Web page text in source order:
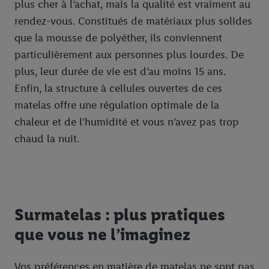
plus cher à l’achat, mais la qualité est vraiment au
rendez-vous. Constitués de matériaux plus solides
que la mousse de polyéther, ils conviennent
particulièrement aux personnes plus lourdes. De
plus, leur durée de vie est d’au moins 15 ans.
Enfin, la structure à cellules ouvertes de ces
matelas offre une régulation optimale de la
chaleur et de l’humidité et vous n’avez pas trop
chaud la nuit.
Surmatelas : plus pratiques
que vous ne l’imaginez
Accepter », vous autorisez tous les traitements pour toutes les
finalités susmentionnées. Vous trouverez de plus amples
informations sur la durée de conservation des données et votre
droit de révoquer votre consentement à tout moment avec effet
pour l’avenir dans notre
déclaration relative à la protection des
données